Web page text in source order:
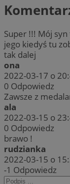
Super !!! Mój
jego kiedyś tu
tak dalej
ona
2022-03-17 o
0 Odpowiedz
Zawsze z
ala
2022-03-15 o
0 Odpowiedz
brawo !
rudzianka
2022-03-15 o
-1 Odpowiedz